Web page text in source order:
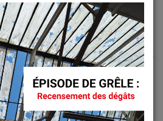
42170 SAINT JUST SAINT